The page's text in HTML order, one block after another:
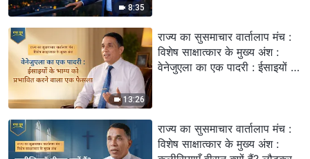
8:35
13:26
राज्य का सुसमाचार वार्तालाप मंच :
विशेष साक्षात्कार के मुख्य अंश :
वेनेजुएला का एक पादरी : ईसाइयों के
राज्य का सुसमाचार वार्तालाप मंच :
विशेष साक्षात्कार के मुख्य अंश :